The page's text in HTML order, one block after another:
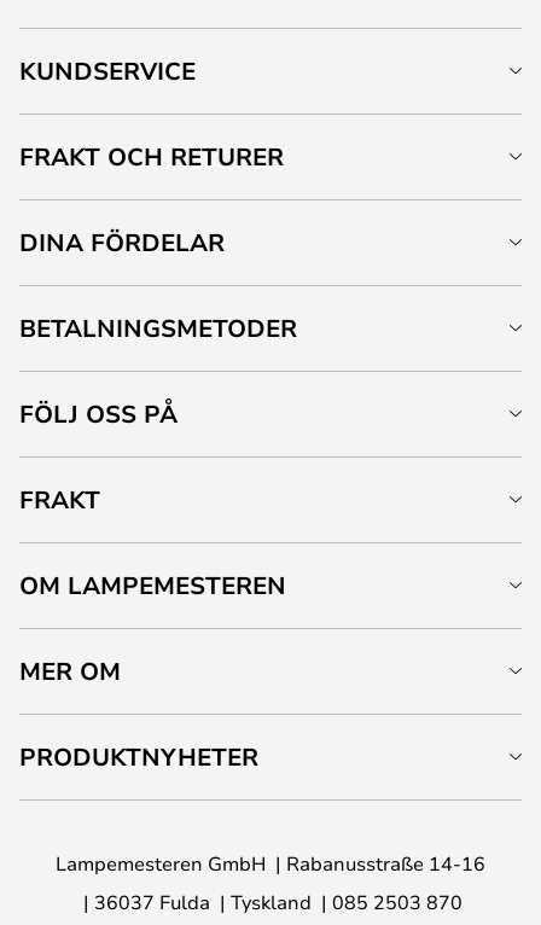
KUNDSERVICE
FRAKT OCH RETURER
DINA FÖRDELAR
BETALNINGSMETODER
FÖLJ OSS PÅ
FRAKT
OM LAMPEMESTEREN
MER OM
PRODUKTNYHETER
Lampemesteren GmbH
Rabanusstraße 14-16
36037 Fulda
Tyskland 085 2503 870